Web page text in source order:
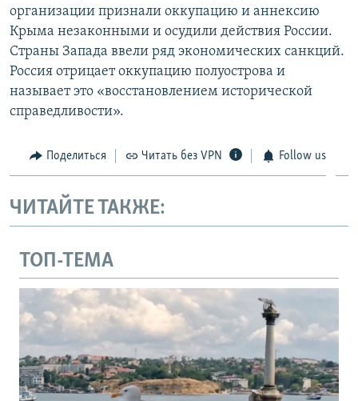
организации признали оккупацию и аннексию
Крыма незаконными и осудили действия России.
Страны Запада ввели ряд экономических санкций.
Россия отрицает оккупацию полуострова и
называет это «восстановлением исторической
справедливости».
Поделиться Читать без VPN Follow us
ЧИТАЙТЕ ТАКЖЕ:
ТОП-ТЕМА